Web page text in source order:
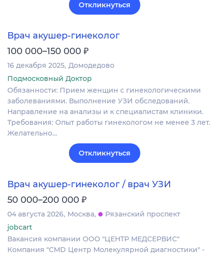
Откликнуться
Врач акушер-гинеколог
100 000–150 000 ₽
16 декабря 2025 Домодедово
Подмосковный Доктор
Обязанности: Прием женщин с гинекологическими
заболеваниями. Выполнение УЗИ обследований.
Направление на анализы и к специалистам клиники.
Требования: Опыт работы гинекологом не менее 3 лет.
Желательно…
Откликнуться
Врач акушер-гинеколог / врач УЗИ
50 000–200 000 ₽
04 августа 2026 Москва
Рязанский проспект
jobcart
Вакансия компании ООО "ЦЕНТР МЕДСЕРВИС"
Компания "CMD Центр Молекулярной диагностики" -